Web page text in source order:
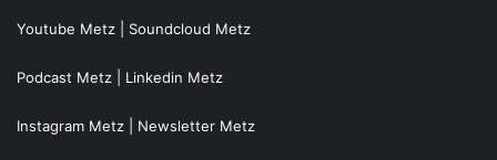
Youtube Metz Soundcloud Metz
Podcast Metz Linkedin Metz
Instagram Metz Newsletter Metz